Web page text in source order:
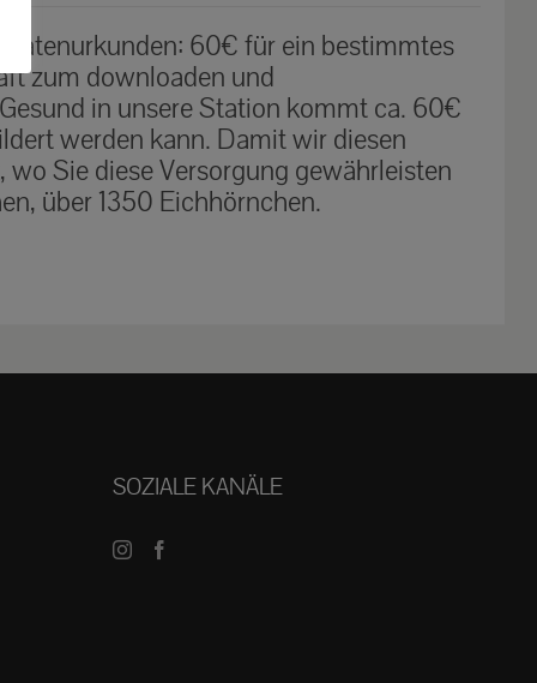
mit5.00von
60€ für ein bestimmtes
zum downloaden und
in unsere Station kommt ca. 60€
werden kann. Damit wir diesen
Sie diese Versorgung gewährleisten
über 1350 Eichhörnchen.
SOZIALE KANÄLE